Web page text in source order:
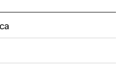
en Facebook